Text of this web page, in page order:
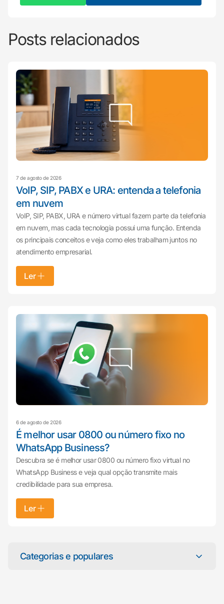
Posts relacionados
7 de agosto de 2026
VoIP, SIP, PABX e URA: entenda a telefonia
em nuvem
VoIP, SIP, PABX, URA e número virtual fazem parte da telefonia
em nuvem, mas cada tecnologia possui uma função. Entenda
os principais conceitos e veja como eles trabalham juntos no
atendimento empresarial.
Ler
6 de agosto de 2026
É melhor usar 0800 ou número fixo no
WhatsApp Business?
Descubra se é melhor usar 0800 ou número fixo virtual no
WhatsApp Business e veja qual opção transmite mais
credibilidade para sua empresa.
Ler
Categorias e populares
online agora